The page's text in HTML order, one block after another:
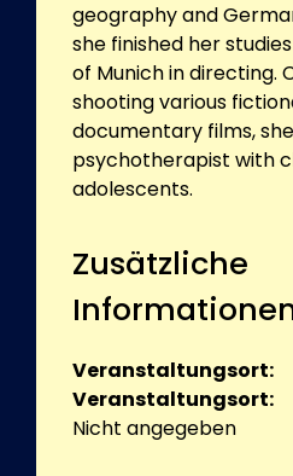
geography and
she finished her
of Munich in directing.
shooting various
documentary films,
psychotherapist with
adolescents.
Zusätzliche
Veranstaltungsort:
Veranstaltungsort:
Nicht angegeben